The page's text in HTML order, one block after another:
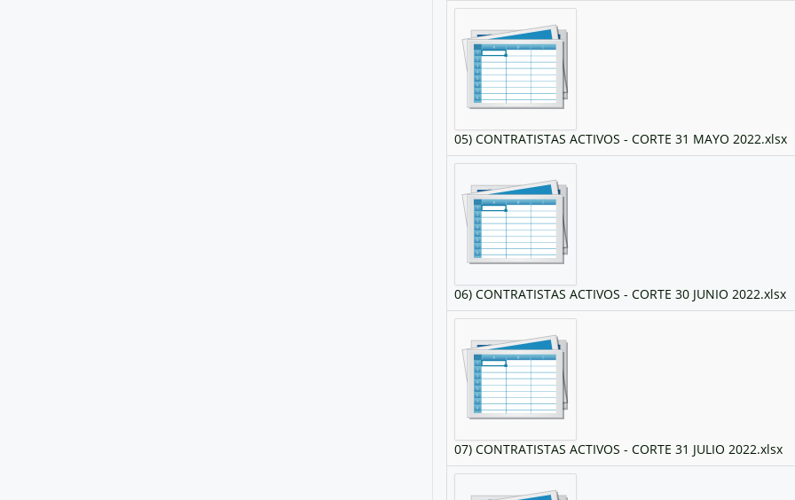
05) CONTRATISTAS ACTIVOS - CORTE 31 MAYO 2022.xlsx
06) CONTRATISTAS ACTIVOS - CORTE 30 JUNIO 2022.xlsx
07) CONTRATISTAS ACTIVOS - CORTE 31 JULIO 2022.xlsx